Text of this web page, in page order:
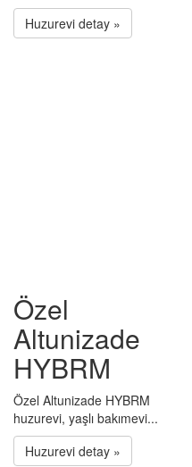
Huzurevi detay »
Özel
Altunizade
HYBRM
Özel Altunizade HYBRM
huzurevi, yaşlı bakımevi...
Huzurevi detay »